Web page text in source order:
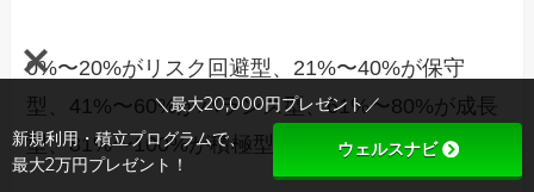
0%〜20%がリスク回避型、21%〜40%が保守
型、41%〜60%がバランス型、61%〜80%が成長
型、81%〜100%が積極型となります。
＼最大20,000円プレゼント／
新規利用・積立プログラムで、
最大2万円プレゼント！
ウェルスナビ